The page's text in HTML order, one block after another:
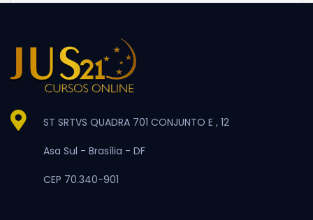
ST SRTVS QUADRA 701 CONJUNTO E , 12
Asa Sul - Brasília - DF
CEP 70.340-901